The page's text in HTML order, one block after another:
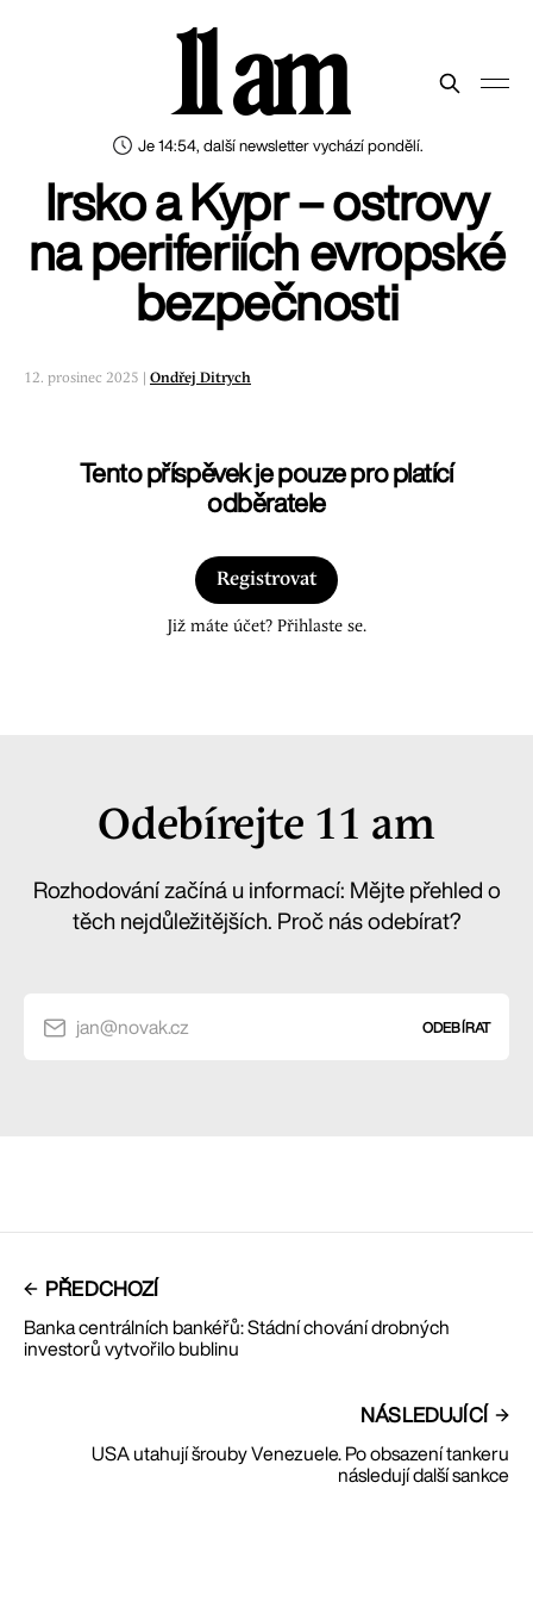
Je 14:54, další newsletter vychází pondělí.
11 am
Irsko a Kypr – ostrovy
na periferiích evropské
bezpečnosti
12. prosinec 2025 | Ondřej Ditrych
Tento příspěvek je pouze pro platící
odběratele
Registrovat
Již máte účet? Přihlaste se.
Odebírejte 11 am
Rozhodování začíná u informací: Mějte přehled o
těch nejdůležitějších. Proč nás odebírat?
jan@novak.cz ODEBÍRAT
PŘEDCHOZÍ
Banka centrálních bankéřů: Stádní chování drobných
investorů vytvořilo bublinu
NÁSLEDUJÍCÍ
USA utahují šrouby Venezuele. Po obsazení tankeru
následují další sankce